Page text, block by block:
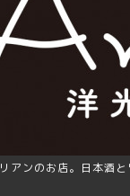
アンのお店。日本酒